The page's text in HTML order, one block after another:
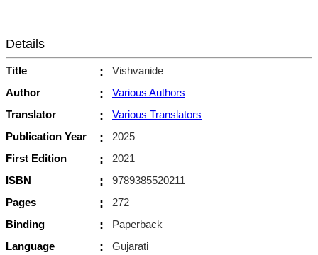
Details
Title :
Vishvanide
Author
:
Various Authors
Translator
:
Various Translators
Publication Year
:
2025
First Edition
:
2021
ISBN
:
9789385520211
Pages
:
272
Binding
:
Paperback
Language
:
Gujarati